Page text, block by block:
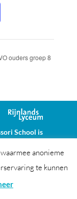
ouders groep 8
School is
anonieme
te kunnen